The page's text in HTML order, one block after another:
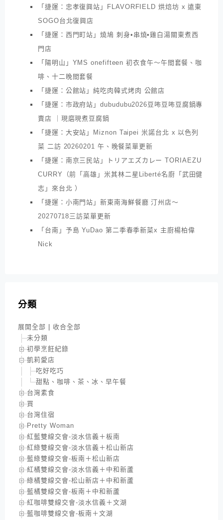
「捷運：忠孝復興站」FLAVORFIELD 烘焙坊 x 遠東
SOGO台北復興店
「捷運：西門町站」燒鳩 刺身•串燒•雞白湯關東煮西
門店
「陽明山」YMS onefifteen 初衣食午～午間套餐、咖
啡、十二晚間套餐
「捷運：公館站」純吃肉韓式烤肉 公館店
「捷運：市政府站」dubudubu2026豆咘豆咘豆腐鍋專
賣店 ｜現磨現煮豆腐鍋
「捷運：大安站」Miznon Taipei 米諾台北 x 以色列
菜 二訪 20260201 午、晚餐菜單更新
「捷運：南京三民站」トリアエズカレー TORIAEZU
CURRY（前「高雄」米其林二星Liberté名廚「武田健
志」來台北 ）
「捷運：小南門站」新東南海鮮餐廳 汀州店～
20270718三訪菜單更新
「台南」予島 YuDao 第二季春季新菜x 主廚楊柏偉
Nick
分類
展開全部
收合全部
未分類
初學烹飪紀錄
凱莉愛店
吃好吃巧
甜點、咖啡、茶、冰、早午餐
台灣素食
買
台灣住宿
Pretty Woman
紅藍雙線交會-淡水信義＋板南
紅綠雙線交會-淡水信義＋松山新店
藍綠雙線交會-板南＋松山新店
紅橘雙線交會-淡水信義＋中和新蘆
綠橘雙線交會-松山新店＋中和新蘆
藍橘雙線交會-板南＋中和新蘆
紅咖啡雙線交會-淡水信義＋文湖
藍咖啡雙線交會-板南＋文湖